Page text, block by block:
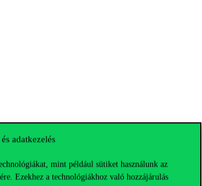
adatkezelés
mint például sütiket használunk az
Ezekhez a technológiákhoz való hozzájárulás